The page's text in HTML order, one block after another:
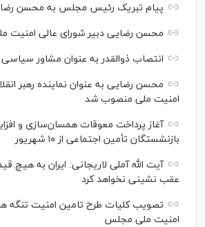
پیام تبریک رئیس مجلس به محسن
محسن رضایی دبیر شورای عالی امنیت
انتصاب ذوالقدر به عنوان مشاور
محسن رضایی به عنوان نماینده رهبر
امنیت ملی منصوب شد
آغاز پرداخت معوقات همسان‌سازی و
بازنشستگان تأمین اجتماعی از ۱۰ شهریور
آیت الله آملی لاریجانی: ایران به هیچ
عقب نشینی نخواهد کرد
تصویب کلیات طرح تامین امنیت تنگه
امنیت ملی مجلس